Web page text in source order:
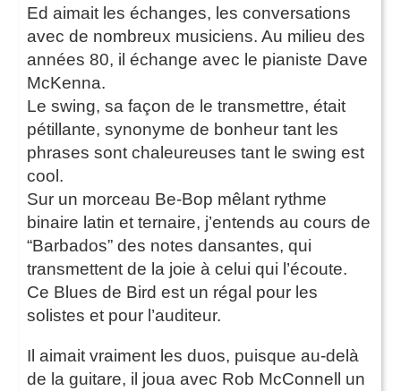
Ed aimait les échanges, les conversations
avec de nombreux musiciens. Au milieu des
années 80, il échange avec le pianiste Dave
McKenna.
Le swing, sa façon de le transmettre, était
pétillante, synonyme de bonheur tant les
phrases sont chaleureuses tant le swing est
cool.
Sur un morceau Be-Bop mêlant rythme
binaire latin et ternaire, j’entends au cours de
“Barbados” des notes dansantes, qui
transmettent de la joie à celui qui l’écoute.
Ce Blues de Bird est un régal pour les
solistes et pour l’auditeur.
Il aimait vraiment les duos, puisque au-delà
de la guitare, il joua avec Rob McConnell un